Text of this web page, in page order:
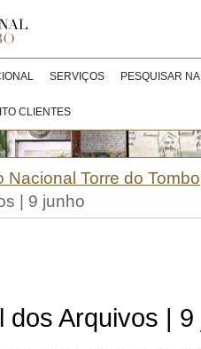
SERVIÇOS PESQUISAR
CLIENTES
Nacional Torre do Tombo
| 9 junho
dos Arquivos | 9